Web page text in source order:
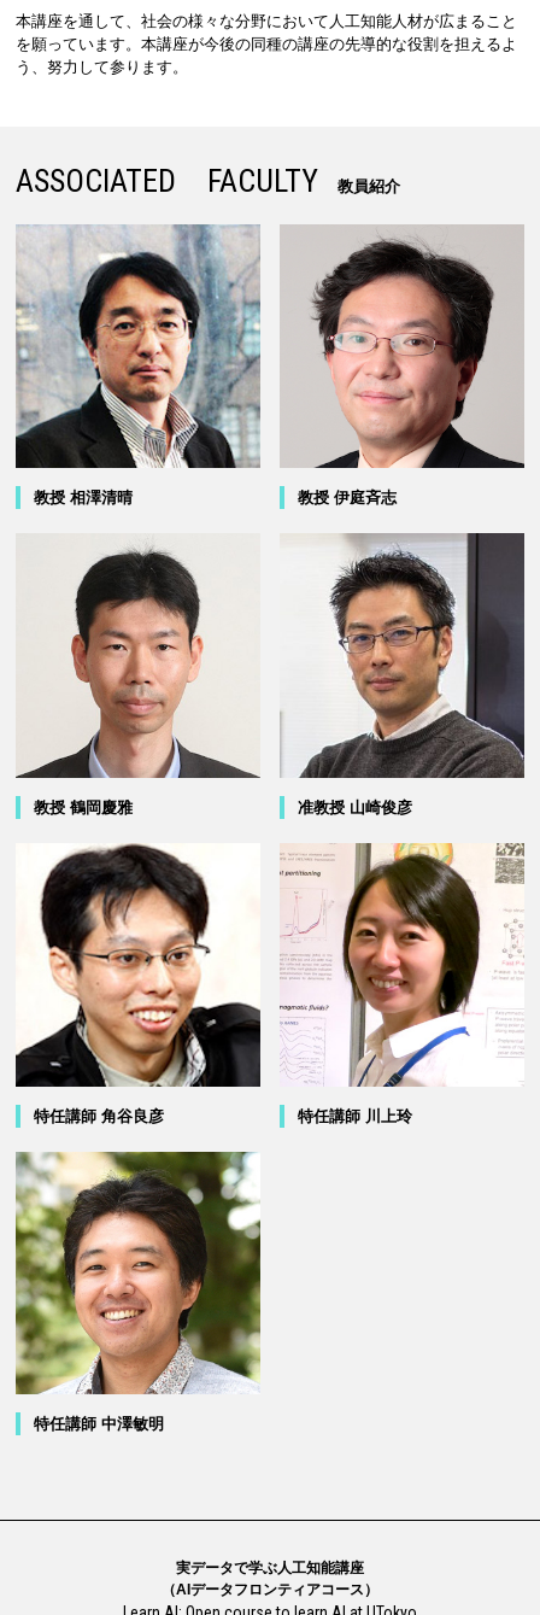
本講座を通して、社会の様々な分野において人工知能人材が広まること
を願っています。本講座が今後の同種の講座の先導的な役割を担えるよ
う、努力して参ります。
ASSOCIATED FACULTY 教員紹介
教授 相澤清晴 教授 伊庭斉志
教授 鶴岡慶雅 准教授 山崎俊彦
特任講師 角谷良彦 特任講師 川上玲
特任講師 中澤敏明
実データで学ぶ人工知能講座
（AIデータフロンティアコース）